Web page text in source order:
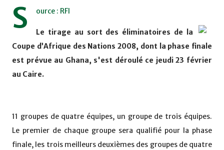
S ource : RFI
Le tirage au sort des éliminatoires de la
Coupe d’Afrique des Nations 2008, dont la phase finale
est prévue au Ghana, s'est déroulé ce jeudi 23 février
au Caire.
11 groupes de quatre équipes, un groupe de trois équipes.
Le premier de chaque groupe sera qualifié pour la phase
finale, les trois meilleurs deuxièmes des groupes de quatre